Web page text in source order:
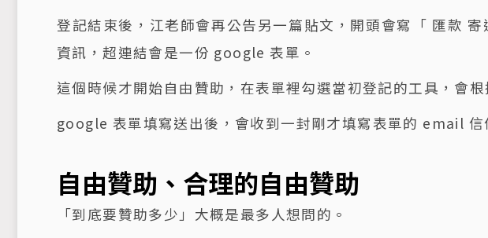
登記結束後，江老師會再公告另一篇貼文，開頭會寫「 匯款
資訊，超連結會是一份 google 表單。
這個時候才開始自由贊助，在表單裡勾選當初登記的工具，會
google 表單填寫送出後，會收到一封剛才填寫表單的 email 信
自由贊助、合理的自由贊助
「到底要贊助多少」大概是最多人想問的。